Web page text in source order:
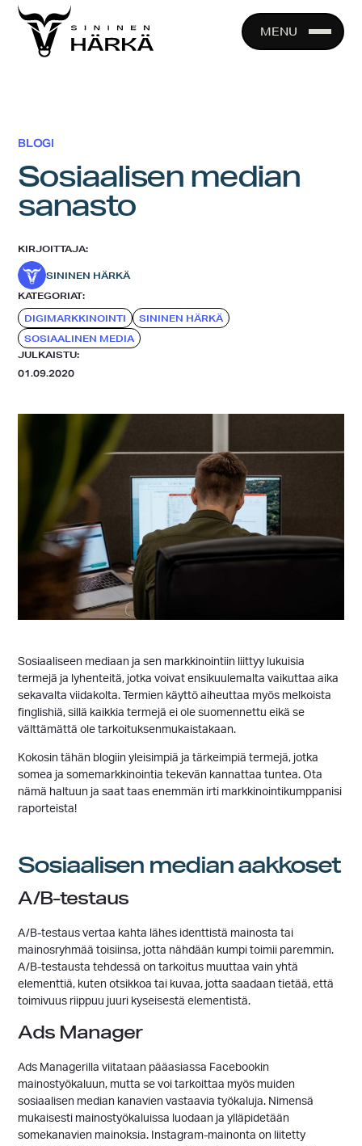
Skip
content
MENU
BLOGI
Sosiaalisen median
sanasto
KIRJOITTAJA:
SININEN HÄRKÄ
KATEGORIAT:
DIGIMARKKINOINTI
SININEN HÄRKÄ
SOSIAALINEN MEDIA
JULKAISTU:
01.09.2020
Sosiaaliseen mediaan ja sen markkinointiin liittyy lukuisia
termejä ja lyhenteitä, jotka voivat ensikuulemalta vaikuttaa aika
sekavalta viidakolta. Termien käyttö aiheuttaa myös melkoista
finglishiä, sillä kaikkia termejä ei ole suomennettu eikä se
välttämättä ole tarkoituksenmukaistakaan.
Kokosin tähän blogiin yleisimpiä ja tärkeimpiä termejä, jotka
somea ja somemarkkinointia tekevän kannattaa tuntea. Ota
nämä haltuun ja saat taas enemmän irti markkinointikumppanisi
raporteista!
Sosiaalisen median aakkoset
A/B-testaus
A/B-testaus vertaa kahta lähes identtistä mainosta tai
mainosryhmää toisiinsa, jotta nähdään kumpi toimii paremmin.
A/B-testausta tehdessä on tarkoitus muuttaa vain yhtä
elementtiä, kuten otsikkoa tai kuvaa, jotta saadaan tietää, että
toimivuus riippuu juuri kyseisestä elementistä.
Ads Manager
Ads Managerilla viitataan pääasiassa Facebookin
mainostyökaluun, mutta se voi tarkoittaa myös muiden
sosiaalisen median kanavien vastaavia työkaluja. Nimensä
mukaisesti mainostyökaluissa luodaan ja ylläpidetään
somekanavien mainoksia. Instagram-mainonta on liitetty